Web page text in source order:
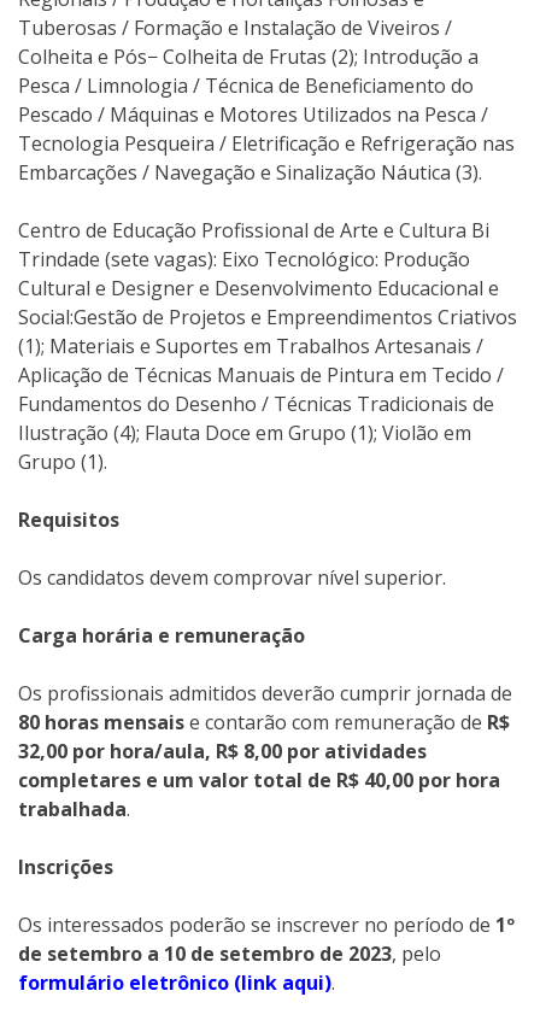
Tuberosas / Formação e Instalação de Viveiros /
Colheita e Pós− Colheita de Frutas (2); Introdução a
Pesca / Limnologia / Técnica de Beneficiamento do
Pescado / Máquinas e Motores Utilizados na Pesca /
Tecnologia Pesqueira / Eletrificação e Refrigeração nas
Embarcações / Navegação e Sinalização Náutica (3).
Centro de Educação Profissional de Arte e Cultura Bi
Trindade (sete vagas): Eixo Tecnológico: Produção
Cultural e Designer e Desenvolvimento Educacional e
Social:Gestão de Projetos e Empreendimentos Criativos
(1); Materiais e Suportes em Trabalhos Artesanais /
Aplicação de Técnicas Manuais de Pintura em Tecido /
Fundamentos do Desenho / Técnicas Tradicionais de
Ilustração (4); Flauta Doce em Grupo (1); Violão em
Grupo (1).
Requisitos
Os candidatos devem comprovar nível superior.
Carga horária e remuneração
Os profissionais admitidos deverão cumprir jornada de
80 horas mensaise contarão com remuneração de R$
32,00 por hora/aula, R$ 8,00 por atividades
completares e um valor total de R$ 40,00 por hora
trabalhada.
Inscrições
Os interessados poderão se inscrever no período de 1º
de setembro a 10 de setembro de 2023, pelo
formulário eletrônico (link aqui).